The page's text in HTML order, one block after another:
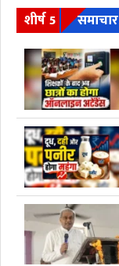
शीर्ष 5 समाचार